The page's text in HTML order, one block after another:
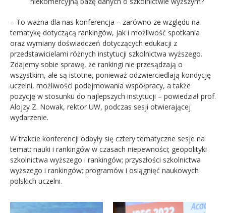
– To ważna dla nas konferencja – zarówno ze względu na
tematykę dotyczącą rankingów, jak i możliwość spotkania
oraz wymiany doświadczeń dotyczących edukacji z
przedstawicielami różnych instytucji szkolnictwa wyższego.
Zdajemy sobie sprawę, że rankingi nie przesądzają o
wszystkim, ale są istotne, ponieważ odzwierciedlają kondycję
uczelni, możliwości podejmowania współpracy, a także
pozycję w stosunku do najlepszych instytucji – powiedział prof.
Alojzy Z. Nowak, rektor UW, podczas sesji otwierającej
wydarzenie.
W trakcie konferencji odbyły się cztery tematyczne sesje na
temat: nauki i rankingów w czasach niepewności; geopolityki
szkolnictwa wyższego i rankingów; przyszłości szkolnictwa
wyższego i rankingów; programów i osiągnięć naukowych
polskich uczelni.